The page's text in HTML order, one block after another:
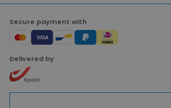
Secure payment with
Delivered by